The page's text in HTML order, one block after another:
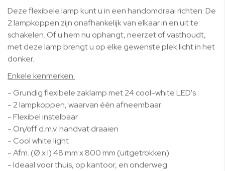
gallerij
Deze flexibele lamp kunt u in een handomdraai richten. De
2 lampkoppen zijn onafhankelijk van elkaar in en uit te
schakelen. Of u hem nu ophangt, neerzet of vasthoudt,
met deze lamp brengt u op elke gewenste plek licht in het
donker.
Enkele kenmerken:
- Grundig flexibele zaklamp met 24 cool-white LED's
- 2 lampkoppen, waarvan één afneembaar
- Flexibel instelbaar
- On/off d.m.v. handvat draaien
- Cool white light
- Afm. (Ø x l) 48 mm x 800 mm (uitgetrokken)
- Ideaal voor thuis, op kantoor, en onderweg